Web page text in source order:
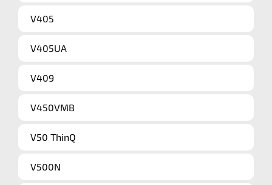
V405
V405UA
V409
V450VMB
V50 ThinQ
V500N